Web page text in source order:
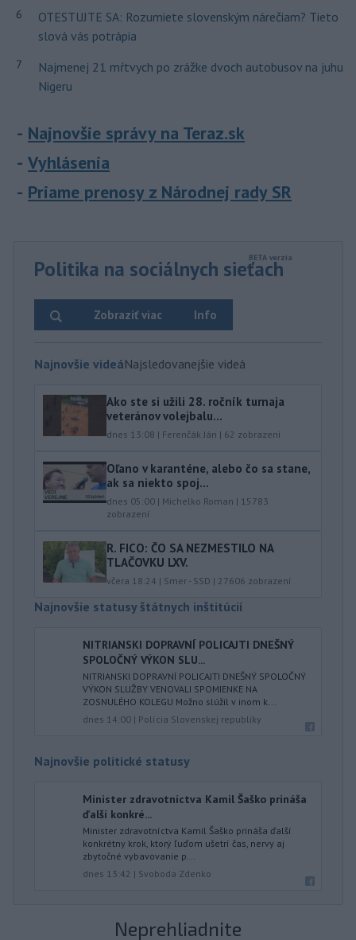
6
OTESTUJTE SA: Rozumiete slovenským nárečiam? Tieto
slová vás potrápia
7
Najmenej 21 mŕtvych po zrážke dvoch autobusov na juhu
Nigeru
Najnovšie správy na Teraz.sk
Vyhlásenia
Priame prenosy z Národnej rady SR
Politika na sociálnych sieťach
Info
Zobraziť viac
Najnovšie videáNajsledovanejšie videá
Ako ste si užili 28. ročník turnaja
veteránov volejbalu...
dnes 13:08 | Ferenčák Ján | 62 zobrazení
Oľano v karanténe, alebo čo sa stane,
ak sa niekto spoj...
dnes 05:00 | Michelko Roman | 15783
zobrazení
R. FICO: ČO SA NEZMESTILO NA
TLAČOVKU LXV.
včera 18:24 | Smer - SSD | 27606 zobrazení
Najnovšie statusy štátnych inštitúcií
NITRIANSKI DOPRAVNÍ POLICAJTI DNEŠNÝ
SPOLOČNÝ VÝKON SLU...
NITRIANSKI DOPRAVNÍ POLICAJTI DNEŠNÝ SPOLOČNÝ
VÝKON SLUŽBY VENOVALI SPOMIENKE NA
ZOSNULÉHO KOLEGU Možno slúžil v inom k...
dnes 14:00 | Polícia Slovenskej republiky
Najnovšie politické statusy
Minister zdravotníctva Kamil Šaško prináša
ďalší konkré...
Minister zdravotníctva Kamil Šaško prináša ďalší
konkrétny krok, ktorý ľuďom ušetrí čas, nervy aj
zbytočné vybavovanie p...
dnes 13:42 | Svoboda Zdenko
Neprehliadnite